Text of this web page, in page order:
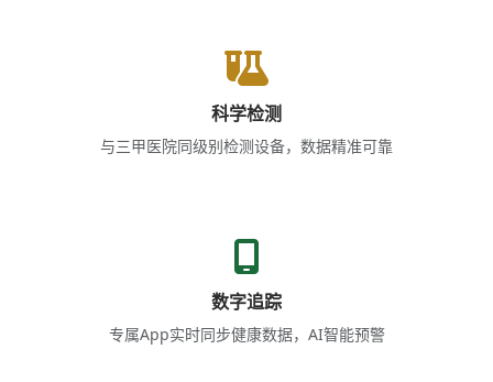
科学检测
与三甲医院同级别检测设备，数据精准可靠
数字追踪
专属App实时同步健康数据，AI智能预警